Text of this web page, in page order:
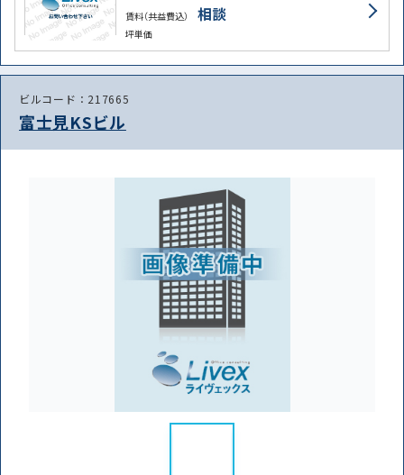
賃料（共益費込） 相談
坪単価
ビルコード：217665
富士見KSビル